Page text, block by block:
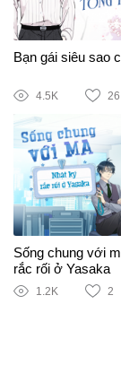
Bạn gái siêu sao
4.5K 26
Sống chung với
rắc rối ở Yasaka
1.2K 2